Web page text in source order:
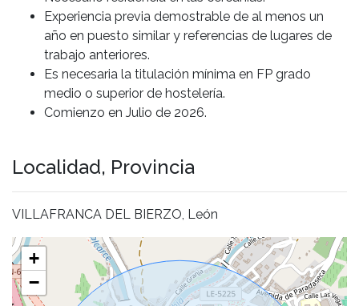
Experiencia previa demostrable de al menos un
año en puesto similar y referencias de lugares de
trabajo anteriores.
Es necesaria la titulación mínima en FP grado
medio o superior de hostelería.
Comienzo en Julio de 2026.
Localidad, Provincia
VILLAFRANCA DEL BIERZO, León
+
−